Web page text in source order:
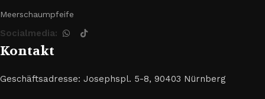
Meerschaumpfeife
Socialmedia:
Kontakt
Geschäftsadresse: Josephspl. 5-8, 90403 Nürnberg